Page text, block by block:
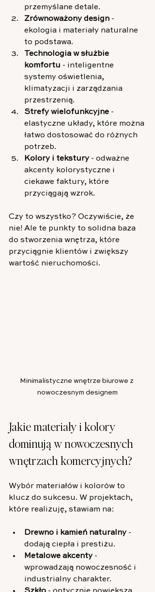
przemyślane detale.
Zrównoważony design -
ekologia i materiały naturalne
to podstawa.
Technologia w służbie
komfortu - inteligentne
systemy oświetlenia,
klimatyzacji i zarządzania
przestrzenią.
Strefy wielofunkcyjne -
elastyczne układy, które można
łatwo dostosować do różnych
potrzeb.
Kolory i tekstury - odważne
akcenty kolorystyczne i
ciekawe faktury, które
przyciągają wzrok.
Czy to wszystko? Oczywiście, że
nie! Ale te punkty to solidna baza
do stworzenia wnętrza, które
przyciągnie klientów i zwiększy
wartość nieruchomości.
Minimalistyczne wnętrze biurowe z
nowoczesnym designem
Jakie materiały i kolory
dominują w nowoczesnych
wnętrzach komercyjnych?
Wybór materiałów i kolorów to
klucz do sukcesu. W projektach,
które realizuję, stawiam na:
Drewno i kamień naturalny -
dodają ciepła i prestiżu.
Metalowe akcenty -
wprowadzają nowoczesność i
industrialny charakter.